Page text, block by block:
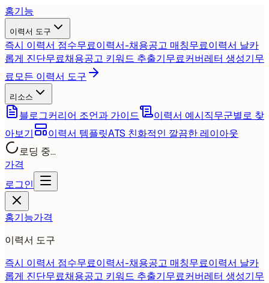
홈기능
이력서 도구
즉시 이력서 점수무료이력서-채용공고 매칭무료이력서 날카
롭게 진단무료채용공고 키워드 추출기무료커버레터 생성기무
료모든 이력서 도구
리소스
블로그커리어 조언과 가이드 이력서 예시직무군별로 찾
아보기
이력서 템플릿ATS 친화적인 깔끔한 레이아웃
로딩 중...
가격
로그인
홈기능가격
이력서 도구
즉시 이력서 점수무료이력서-채용공고 매칭무료이력서 날카
롭게 진단무료채용공고 키워드 추출기무료커버레터 생성기무